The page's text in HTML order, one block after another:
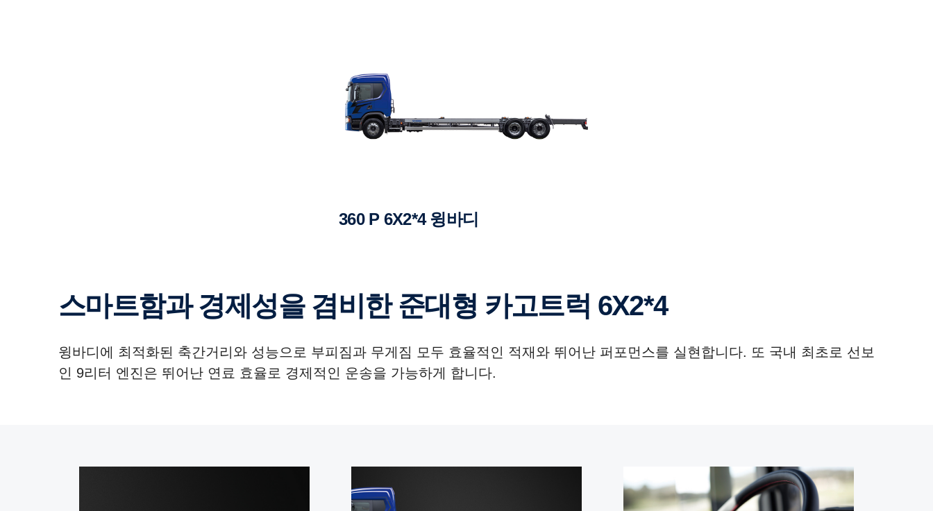
360 P 6X2*4 윙바디
스마트함과 경제성을 겸비한 준대형 카고트럭 6X2*4
윙바디에 최적화된 축간거리와 성능으로 부피짐과 무게짐 모두 효율적인 적재와 뛰어난 퍼포먼스를 실현합니다. 또 국내 최초로 선보
인 9리터 엔진은 뛰어난 연료 효율로 경제적인 운송을 가능하게 합니다.